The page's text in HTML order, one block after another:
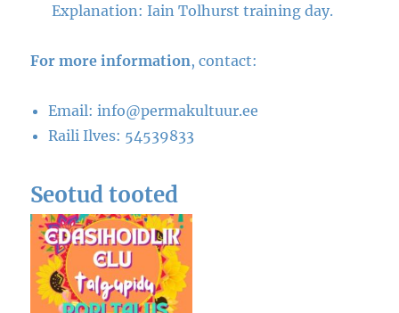
Explanation: Iain Tolhurst training day.
For more information, contact:
Email: info@permakultuur.ee
Raili Ilves: 54539833
Seotud tooted